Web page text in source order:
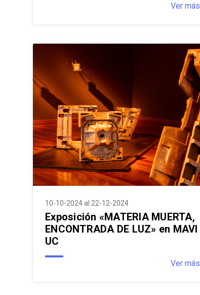
Ver más
10-10-2024 al 22-12-2024
Exposición «MATERIA MUERTA,
ENCONTRADA DE LUZ» en MAVI
UC
Ver más